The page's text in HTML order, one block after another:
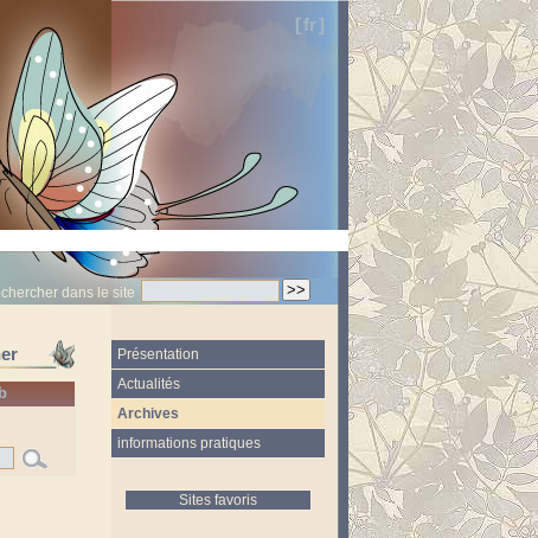
[fr]
dans le site
Présentation
Actualités
Archives
informations pratiques
Sites favoris